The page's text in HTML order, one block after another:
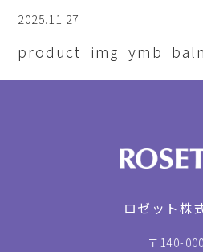
2025.11.27
ロゼット株
〒140-